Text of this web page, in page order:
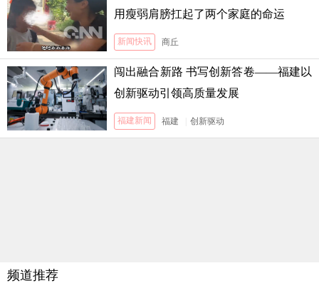
用瘦弱肩膀扛起了两个家庭的命运
新闻快讯 商丘
闯出融合新路 书写创新答卷——福建以
创新驱动引领高质量发展
福建新闻 福建 创新驱动
频道推荐